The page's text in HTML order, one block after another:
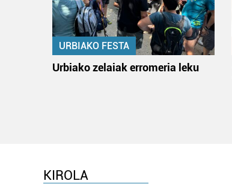
URBIAKO FESTA
Urbiako zelaiak erromeria leku
KIROLA